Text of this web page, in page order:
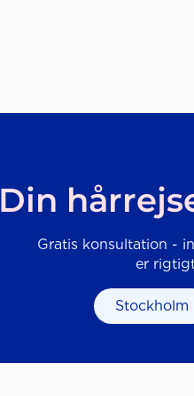
Din
Gratis konsultation -
er
Stockholm